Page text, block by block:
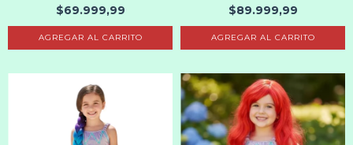
$69.999,99
AGREGAR AL CARRITO
$89.999,99
AGREGAR AL CARRITO